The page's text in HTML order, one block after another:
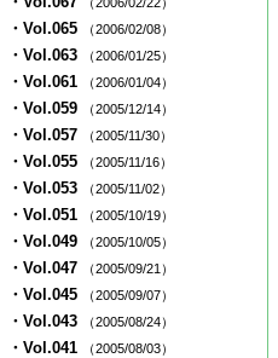
・Vol.065 （2006/02/08）
・Vol.063 （2006/01/25）
・Vol.061 （2006/01/04）
・Vol.059 （2005/12/14）
・Vol.057 （2005/11/30）
・Vol.055 （2005/11/16）
・Vol.053 （2005/11/02）
・Vol.051 （2005/10/19）
・Vol.049 （2005/10/05）
・Vol.047 （2005/09/21）
・Vol.045 （2005/09/07）
・Vol.043 （2005/08/24）
・Vol.041 （2005/08/03）